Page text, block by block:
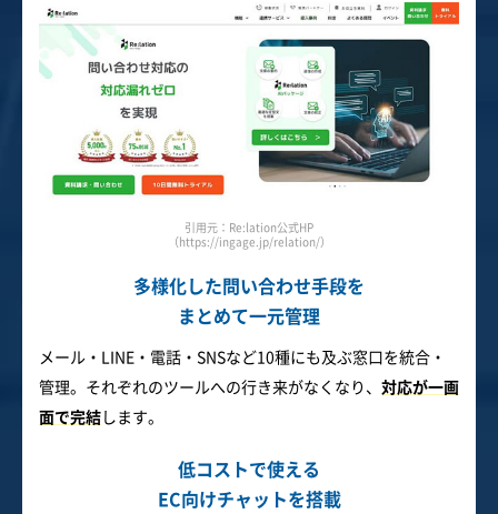
引用元：Re:lation公式HP
（https://ingage.jp/relation/）
多様化した問い合わせ手段を
まとめて一元管理
メール・LINE・電話・SNSなど10種にも及ぶ窓口を統合・
管理。それぞれのツールへの行き来がなくなり、 対応が一画
面で完結します。
低コストで使える
EC向けチャットを搭載